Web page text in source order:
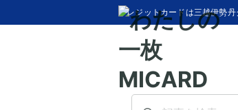
クレジットカードは三越伊勢